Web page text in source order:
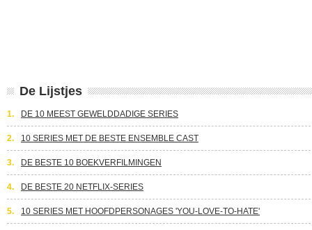
De Lijstjes
1. DE 10 MEEST GEWELDDADIGE SERIES
2. 10 SERIES MET DE BESTE ENSEMBLE CAST
3. DE BESTE 10 BOEKVERFILMINGEN
4. DE BESTE 20 NETFLIX-SERIES
5. 10 SERIES MET HOOFDPERSONAGES 'YOU-LOVE-TO-HATE'